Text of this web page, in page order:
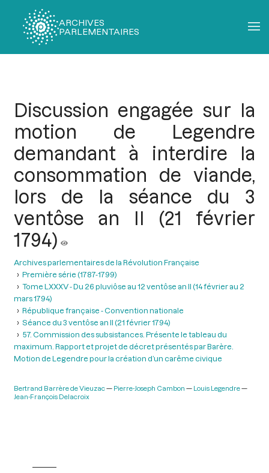
ARCHIVES
PARLEMENTAIRES
Discussion engagée sur la
motion de Legendre
demandant à interdire la
consommation de viande,
lors de la séance du 3
ventôse an II (21 février
1794)
Archives parlementaires de la Révolution Française
Première série (1787-1799)
Tome LXXXV - Du 26 pluviôse au 12 ventôse an II (14 février au 2
mars 1794)
République française - Convention nationale
Séance du 3 ventôse an II (21 février 1794)
57. Commission des subsistances. Présente le tableau du
maximum. Rapport et projet de décret présentés par Barère.
Motion de Legendre pour la création d’un carême civique
Bertrand Barrère de Vieuzac Pierre-Joseph Cambon
Louis Legendre
Jean-François Delacroix